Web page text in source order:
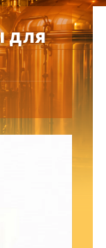
для